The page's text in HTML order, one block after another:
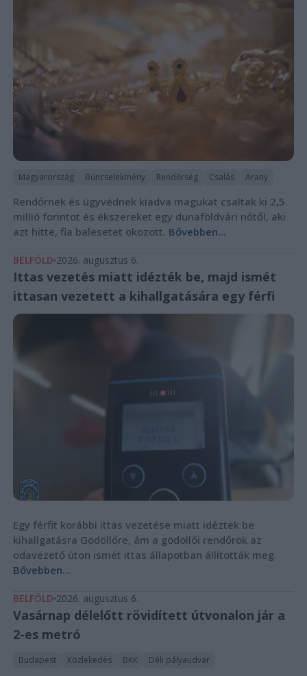
Magyarország Bűncselekmény Rendőrség Csalás Arany
Rendőrnek és ügyvédnek kiadva magukat csaltak ki 2,5
millió forintot és ékszereket egy dunaföldvári nőtől, aki
azt hitte, fia balesetet okozott. Bővebben...
BELFÖLD 2026. augusztus 6.
Ittas vezetés miatt idézték be, majd ismét
ittasan vezetett a kihallgatására egy férfi
Egy férfit korábbi ittas vezetése miatt idéztek be
kihallgatásra Gödöllőre, ám a gödöllői rendőrök az
odavezető úton ismét ittas állapotban állították meg.
Bővebben...
BELFÖLD 2026. augusztus 6.
Vasárnap délelőtt rövidített útvonalon jár a
2-es metró
Budapest Közlekedés BKK Déli pályaudvar